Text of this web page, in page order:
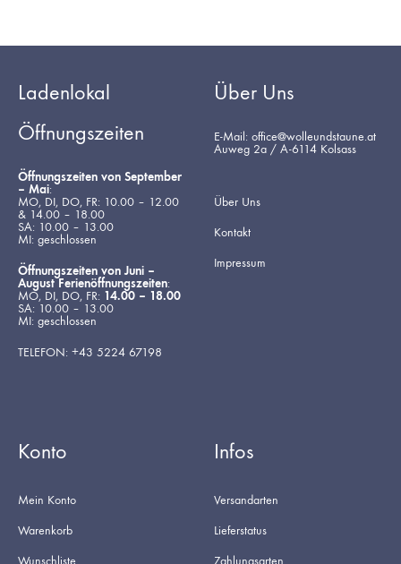
Ladenlokal
Öffnungszeiten
Öffnungszeiten von September
– Mai:
MO, DI, DO, FR: 10.00 – 12.00
& 14.00 – 18.00
SA: 10.00 – 13.00
MI: geschlossen
Öffnungszeiten von Juni –
August Ferienöffnungszeiten:
MO, DI, DO, FR: 14.00 – 18.00
SA: 10.00 – 13.00
MI: geschlossen
TELEFON: +43 5224 67198
Über Uns
E-Mail: office@wolleundstaune.at
Auweg 2a / A-6114 Kolsass
Über Uns
Kontakt
Impressum
Konto
Mein Konto
Warenkorb
Wunschliste
Infos
Versandarten
Lieferstatus
Zahlungsarten